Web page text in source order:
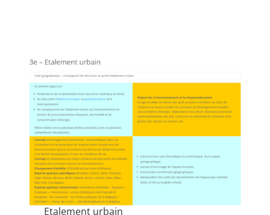
Etalement urbain